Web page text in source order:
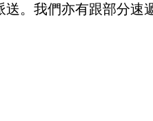
。我們亦有跟部分